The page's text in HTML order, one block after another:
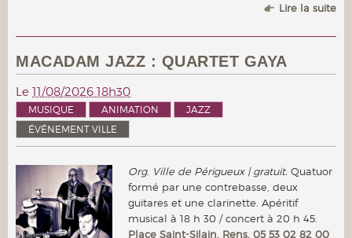
Lire la suite
MACADAM JAZZ : QUARTET GAYA
Le 11/08/2026 18h30
MUSIQUE ANIMATION
JAZZ
ÉVÉNEMENT VILLE
Org. Ville de Périgueux | gratuit. Quatuor
formé par une contrebasse, deux
guitares et une clarinette. Apéritif
musical à 18 h 30 / concert à 20 h 45.
Place Saint-Silain. Rens. 05 53 02 82 00